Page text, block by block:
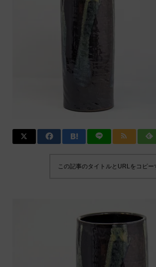
この記事のタイトルとURLをコピー